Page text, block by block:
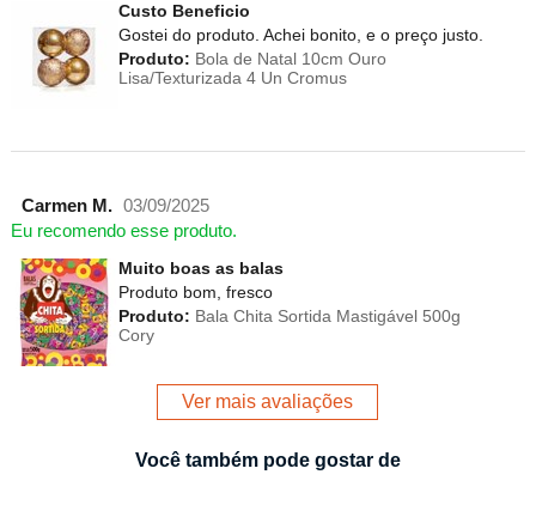
Custo Beneficio
Gostei do produto. Achei bonito, e o preço justo.
Produto: Bola de Natal 10cm Ouro
Lisa/Texturizada 4 Un Cromus
Carmen M. 03/09/2025
Eu recomendo esse produto.
Muito boas as balas
Produto bom, fresco
Produto: Bala Chita Sortida Mastigável 500g
Cory
Ver mais avaliações
Você também pode gostar de